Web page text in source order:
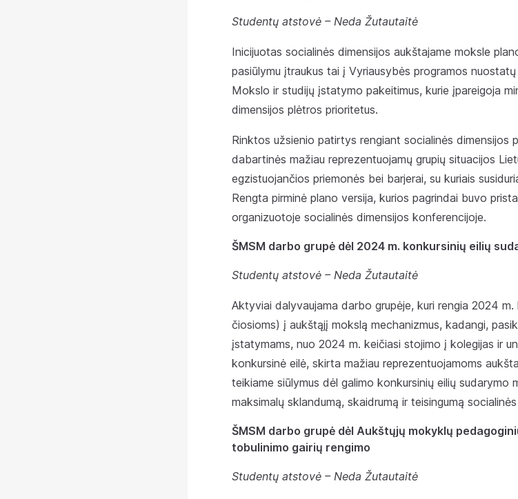
Studentų atstovė – Neda Žutautaitė
Inicijuotas socialinės dimensijos aukštajame moksle
pasiūlymu įtraukus tai į Vyriausybės programos
Mokslo ir studijų įstatymo pakeitimus, kurie įpareigoja
dimensijos plėtros prioritetus.
Rinktos užsienio patirtys rengiant socialinės dimensijos
dabartinės mažiau reprezentuojamų grupių situacijos
egzistuojančios priemonės bei barjerai, su kuriais
Rengta pirminė plano versija, kurios pagrindai buvo
organizuotoje socialinės dimensijos konferencijoje.
ŠMSM darbo grupė dėl 2024 m. konkursinių eilių
Studentų atstovė – Neda Žutautaitė
Aktyviai dalyvaujama darbo grupėje, kuri rengia 2024
čiosioms) į aukštąjį mokslą mechanizmus, kadangi,
įstatymams, nuo 2024 m. keičiasi stojimo į kolegijas ir
konkursinė eilė, skirta mažiau reprezentuojamoms
teikiame siūlymus dėl galimo konkursinių eilių sudarymo
maksimalų sklandumą, skaidrumą ir teisingumą
ŠMSM darbo grupė dėl Aukštųjų mokyklų
tobulinimo gairių rengimo
Studentų atstovė – Neda Žutautaitė